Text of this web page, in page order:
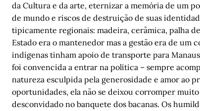
da Cultura e da arte, eternizar a memória de um
de mundo e riscos de destruição de suas
tipicamente regionais: madeira, cerâmica, palha
Estado era o mantenedor mas a gestão era de um
indígenas tinham apoio de transporte para
foi convencida a entrar na política – sempre
natureza esculpida pela generosidade e amor ao
oportunidades, ela não se deixou corromper
desconvidado no banquete dos bacanas. Os